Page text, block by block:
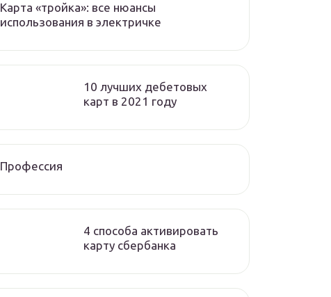
Карта «тройка»: все нюансы
использования в электричке
10 лучших дебетовых
карт в 2021 году
Профессия
4 способа активировать
карту сбербанка